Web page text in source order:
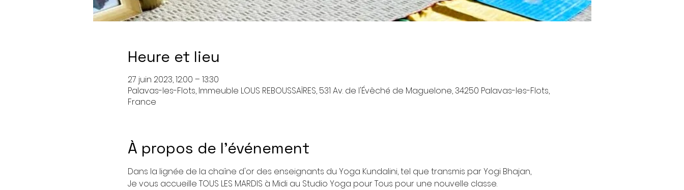
Heure et lieu
27 juin 2023, 12:00 – 13:30
Palavas-les-Flots, Immeuble LOUS REBOUSSAÏRES, 531 Av. de l'Évêché de Maguelone, 34250 Palavas-les-Flots,
France
À propos de l'événement
Dans la lignée de la chaîne d'or des enseignants du Yoga Kundalini, tel que transmis par Yogi Bhajan,
Je vous accueille TOUS LES MARDIS à Midi au Studio Yoga pour Tous pour une nouvelle classe.